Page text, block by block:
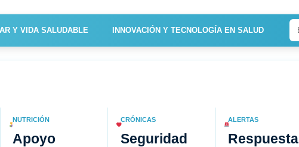
Y VIDA SALUDABLE INNOVACIÓN Y TECNOLOGÍA EN SALUD
NUTRICIÓN
Apoyo
CRÓNICAS
Seguridad
ALERTAS
Respuesta